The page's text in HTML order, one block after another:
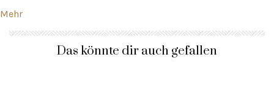
Mehr
Das könnte dir auch gefallen